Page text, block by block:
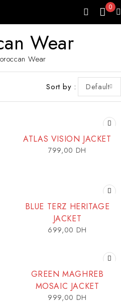
0
Wear
Wear
Sort by Default
ATLAS VISION JACKET
799,00 DH
BLUE TERZ HERITAGE
JACKET
699,00 DH
GREEN MAGHREB
MOSAIC JACKET
999,00 DH